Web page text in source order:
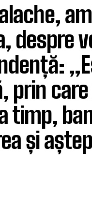
despre
prin
timp,
și